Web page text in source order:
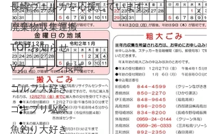
長崎ヴェルカを応援しています！
廃棄物収集運搬
TOPお知らせ
Vファーレン長崎
ゴルフ大好き
ゴキブリ駆除
魚釣り大好き